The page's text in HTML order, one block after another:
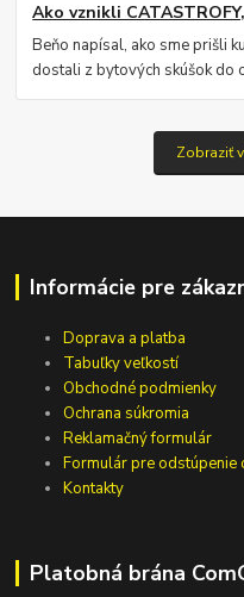
Ako vznikli
Beňo napísal, ako sme prišli
dostali z bytových skúšok do
Zobraziť
Informácie pre
Doprava a platba
Tabuľky veľkostí
Obchodné podmienky
Ochrana súkromia
Reklamačný formulár
Formulár pre odstúpenie
Kontakty
Platobná brána